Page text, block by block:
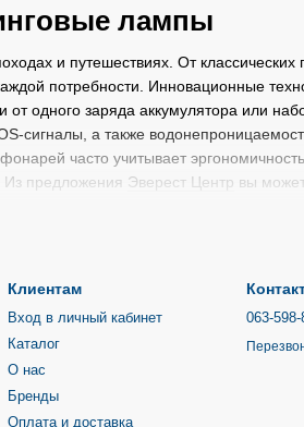
лампы
и путешествиях. От
потребности. Инновационные
одного заряда аккумулятора или
сигналы, а также
часто учитывает
Из предложения Эверест Центр вы
для поисково-
велоспорта и других видов
снаряжение специального
туристические ручные и налобные
использования вы можете выбрать
Клиентам
Вход в личный кабинет
Каталог
О нас
Бренды
Оплата и доставка
063-598-